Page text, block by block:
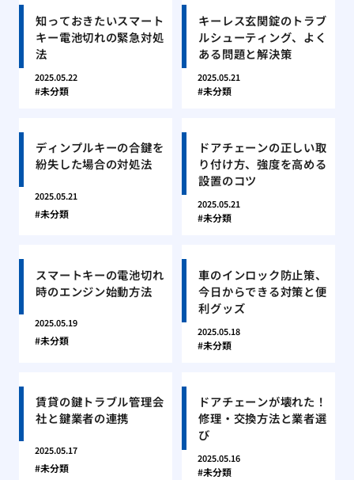
知っておきたいスマート
キー電池切れの緊急対処
法
2025.05.22
未分類
キーレス玄関錠のトラブ
ルシューティング、よく
ある問題と解決策
2025.05.21
未分類
ディンプルキーの合鍵を
紛失した場合の対処法
2025.05.21
未分類
ドアチェーンの正しい取
り付け方、強度を高める
設置のコツ
2025.05.21
未分類
スマートキーの電池切れ
時のエンジン始動方法
2025.05.19
未分類
車のインロック防止策、
今日からできる対策と便
利グッズ
2025.05.18
未分類
賃貸の鍵トラブル管理会
社と鍵業者の連携
2025.05.17
未分類
ドアチェーンが壊れた！
修理・交換方法と業者選
び
2025.05.16
未分類